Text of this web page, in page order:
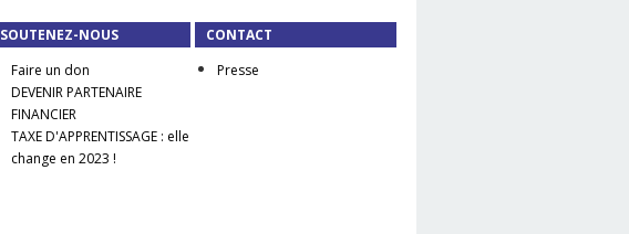
SOUTENEZ-NOUS
Faire un don
DEVENIR PARTENAIRE
FINANCIER
TAXE D'APPRENTISSAGE : elle
change en 2023 !
CONTACT
Presse